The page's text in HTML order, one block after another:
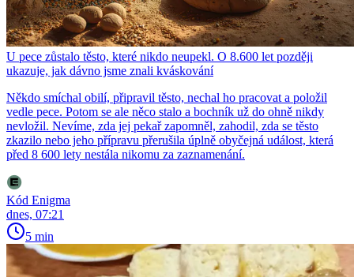
U pece zůstalo těsto, které nikdo neupekl. O 8.600 let později
ukazuje, jak dávno jsme znali kváskování
Někdo smíchal obilí, připravil těsto, nechal ho pracovat a položil
vedle pece. Potom se ale něco stalo a bochník už do ohně nikdy
nevložil. Nevíme, zda jej pekař zapomněl, zahodil, zda se těsto
zkazilo nebo jeho přípravu přerušila úplně obyčejná událost, která
před 8 600 lety nestála nikomu za zaznamenání.
Kód Enigma
dnes, 07:21
5 min